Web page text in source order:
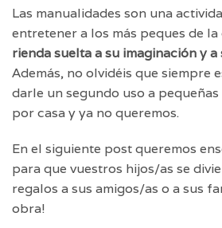
Las manualidades son una
entretener a los más peques de la
rienda suelta a su imaginación y
Además, no olvidéis que siempre
darle un segundo uso a
por casa y ya no queremos.
En el siguiente post queremos
para que vuestros hijos/as se
regalos a sus amigos/as o a sus
obra!